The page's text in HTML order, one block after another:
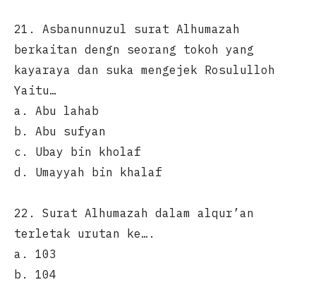
21. Asbanunnuzul surat Alhumazah
berkaitan dengn seorang tokoh yang
kayaraya dan suka mengejek Rosululloh
Yaitu…
a. Abu lahab
b. Abu sufyan
c. Ubay bin kholaf
d. Umayyah bin khalaf
22. Surat Alhumazah dalam alqur’an
terletak urutan ke….
a. 103
b. 104